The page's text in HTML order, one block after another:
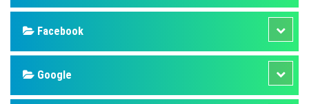
Facebook
Google